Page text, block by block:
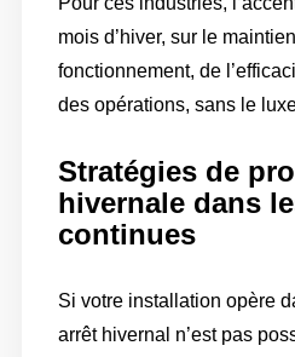
mois d’hiver, sur le
fonctionnement, de
des opérations, sans le
Stratégies de
hivernale dans
continues
Si votre installation opère
arrêt hivernal n’est pas